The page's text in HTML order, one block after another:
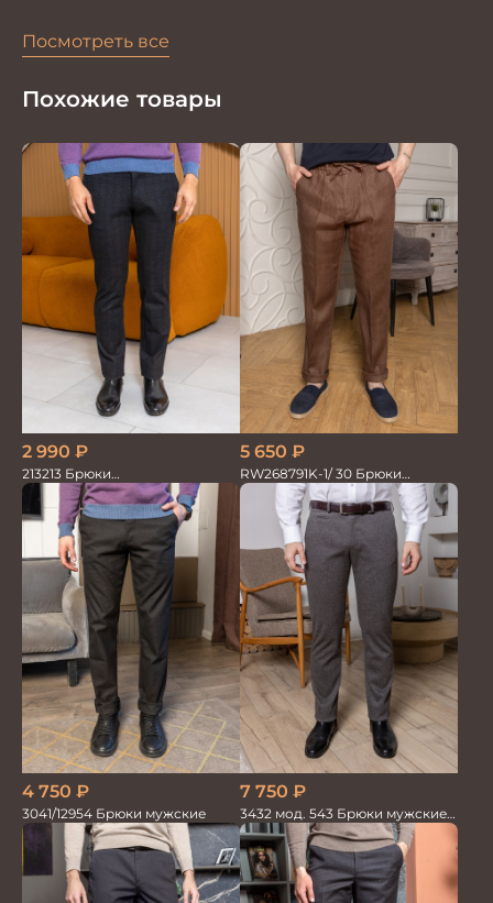
Посмотреть все
Похожие товары
2 990 ₽
213213 Брюки
мужскиетрикотажные
5 650 ₽
RW268791K-1/ 30 Брюки
мужские коричневые 100%лён
4 750 ₽
3041/12954 Брюки мужские
7 750 ₽
3432 мод. 543 Брюки мужские
коричневые